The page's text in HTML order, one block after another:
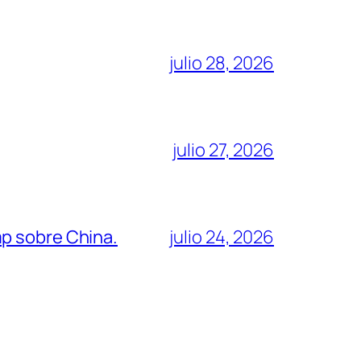
julio 28, 2026
julio 27, 2026
sobre China. julio 24, 2026